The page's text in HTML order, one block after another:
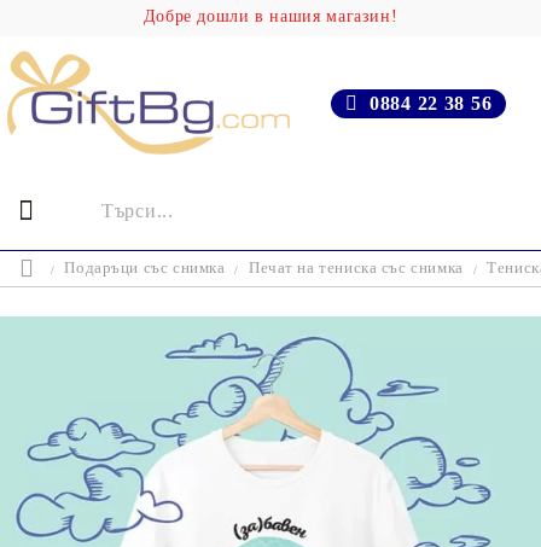
Добре дошли в нашия магазин!
0884 22 38 56
Подаръци със снимка Печат на тениска със снимка